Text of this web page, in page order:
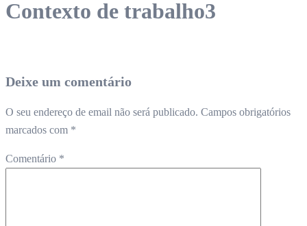
Contexto de trabalho3
Deixe um comentário
O seu endereço de email não será publicado. Campos obrigatórios
marcados com *
Comentário *